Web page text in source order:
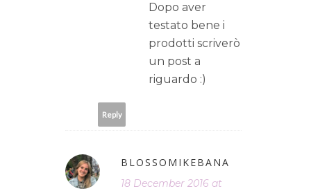
Dopo aver
testato bene i
prodotti scriverò
un post a
riguardo :)
Reply
BLOSSOMIKEBANA
18 December 2016 at